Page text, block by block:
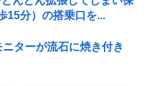
15分）の搭乗口を...
ターが流石に焼き付き